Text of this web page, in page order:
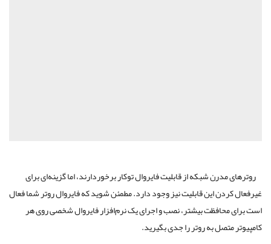
شبکه از قابلیت فایروال توکار برخوردارند، اما گزینه‌ای برای
این قابلیت نیز وجود دارد. مطمئن شوید که فایروال روتر شما فعال
بیشتر، نصب و اجرای یک نرم‌افزار فایروال شخصی روی هر
به روتر را جدی بگیرید.